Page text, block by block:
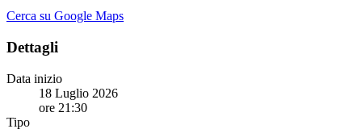
Cerca su Google Maps
Dettagli
Data inizio
18 Luglio 2026
ore 21:30
Tipo